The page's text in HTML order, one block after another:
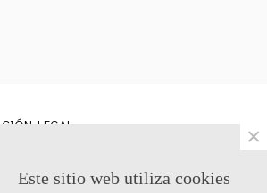
LEGAL
Este sitio web utiliza cookies
×